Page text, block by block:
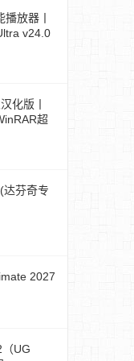
放器丨
v24.0
化版丨
超
达芬奇专
2027
UG